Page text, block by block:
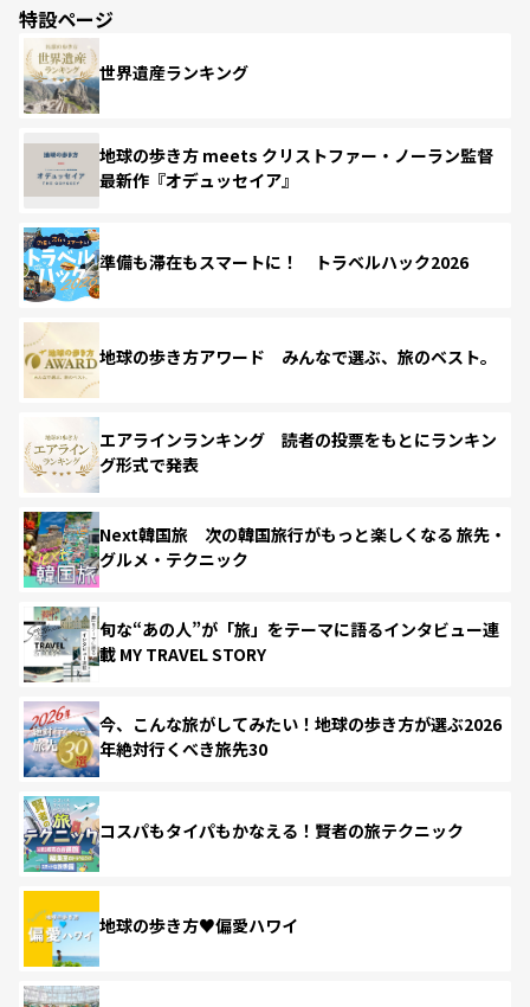
特設ページ
世界遺産ランキング
地球の歩き方 meets クリストファー・ノーラン監督
最新作『オデュッセイア』
準備も滞在もスマートに！ トラベルハック2026
地球の歩き方アワード みんなで選ぶ、旅のベスト。
エアラインランキング 読者の投票をもとにランキン
グ形式で発表
Next韓国旅 次の韓国旅行がもっと楽しくなる 旅先・
グルメ・テクニック
旬な“あの人”が「旅」をテーマに語るインタビュー連
載 MY TRAVEL STORY
今、こんな旅がしてみたい！地球の歩き方が選ぶ2026
年絶対行くべき旅先30
コスパもタイパもかなえる！賢者の旅テクニック
地球の歩き方♥偏愛ハワイ